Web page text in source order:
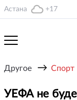
Астана +17
Другое → Спорт
УЕФА не